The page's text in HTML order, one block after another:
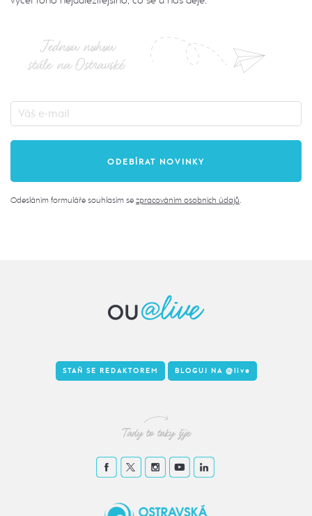
Jednou nohou
stále na Ostravské
Odesláním formuláře souhlasím se zpracováním osobních údajů
Tady to taky žije
STAŇ SE REDAKTOREM BLOGUJ NA @live